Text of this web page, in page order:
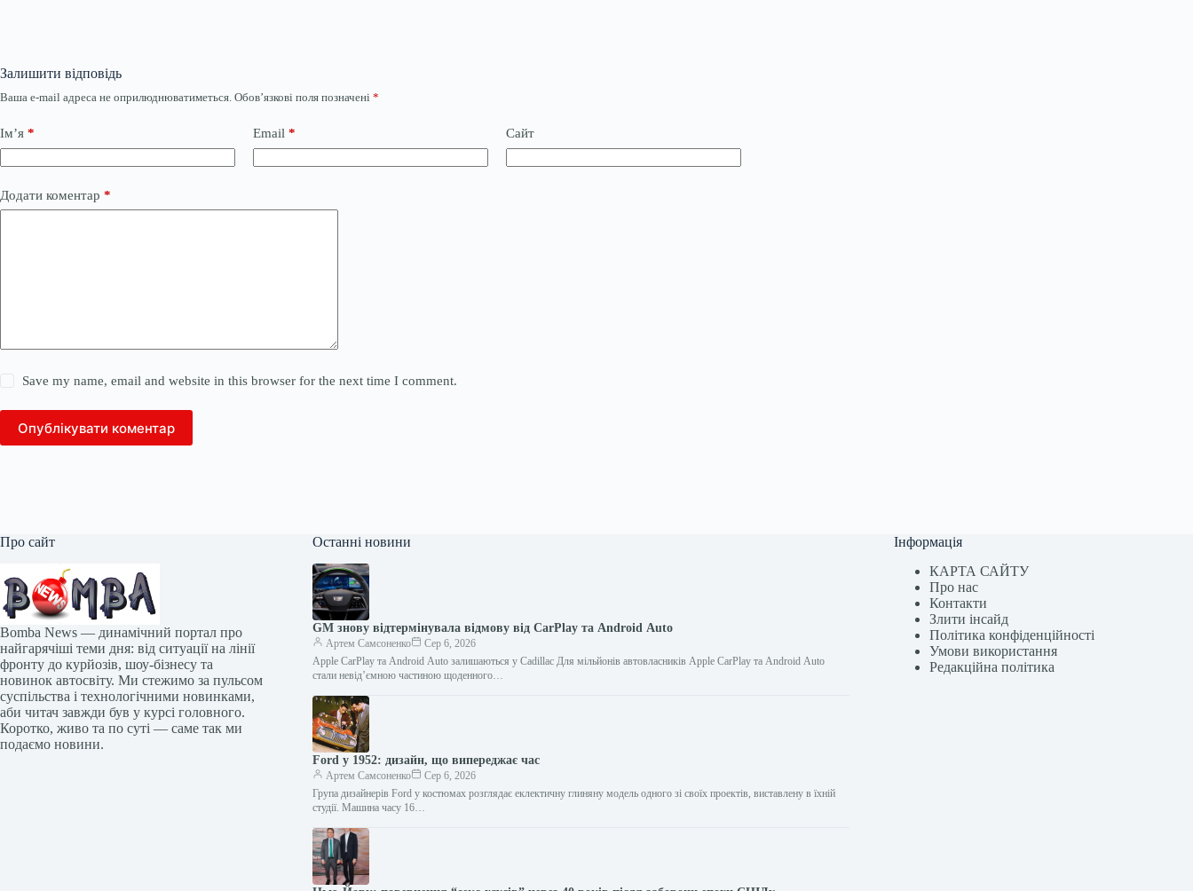
Залишити відповідь
Ваша e-mail адреса не оприлюднюватиметься. Обов’язкові поля позначені *
Ім’я * Email * Сайт
Додати коментар *
Save my name, email and website in this browser for the next time I comment.
Опублікувати коментар
Про сайт
Bomba News — динамічний портал про
найгарячіші теми дня: від ситуації на лінії
фронту до курйозів, шоу-бізнесу та
новинок автосвіту. Ми стежимо за пульсом
суспільства і технологічними новинками,
аби читач завжди був у курсі головного.
Коротко, живо та по суті — саме так ми
подаємо новини.
Останні новини
GM знову відтермінувала відмову від CarPlay та Android Auto
Артем Самсоненко
Сер 6, 2026
Apple CarPlay та Android Auto залишаються у Cadillac Для мільйонів автовласників Apple CarPlay та Android Auto
стали невід’ємною частиною щоденного…
Ford у 1952: дизайн, що випереджає час
Артем Самсоненко
Сер 6, 2026
Група дизайнерів Ford у костюмах розглядає еклектичну глиняну модель одного зі своїх проектів, виставлену в їхній
студії. Машина часу 16…
Інформація
КАРТА САЙТУ
Про нас
Контакти
Злити інсайд
Політика конфіденційності
Умови використання
Редакційна політика